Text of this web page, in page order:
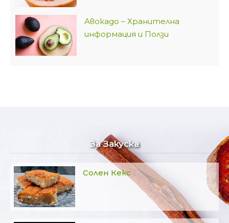
Авокадо – Хранителна
информация и Ползи
За Закуска
Солен Кекс